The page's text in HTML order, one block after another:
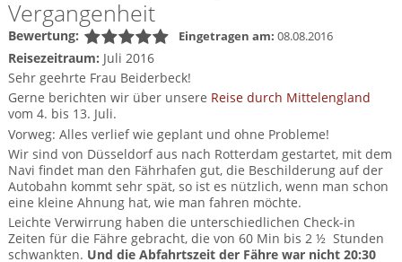
Wales
Busrundreisen
Cornwall
England
Schottland
Wales
Minibustouren
Wandern in Schottland
Wandern in Wales
Individualtouren
Wandern in Cornwall (South West Coast Path)
Wandern in England
Wandern in Schottland
Wandern in Wales
Gartenreisen England
Großbritannientouren für Alleinreisende
Reisen mit Hund
Rosamunde Pilcher Reisen durch Cornwall und Südengland
Unsere Familienreisen
Whiskyreisen Schottland
BTCo Überblick
News
Feedback
FAQs
Ihre Reise
Ablauf Ihrer Reise nach Großbritannien
Anreise nach Großbritannien
Bezahlung Ihrer Großbritannien Reise
Checkliste
Großbritannien - Facts & Figures
Extras
Urlaub in Großbritannien
Versicherungsschutz
Vergangenheit
Bewertung: Eingetragen am: 08.08.2016
Reisezeitraum: Juli 2016
Sehr geehrte Frau Beiderbeck!
Gerne berichten wir über unsere Reise durch Mittelengland
vom 4. bis 13. Juli.
Vorweg: Alles verlief wie geplant und ohne Probleme!
Wir sind von Düsseldorf aus nach Rotterdam gestartet, mit dem
Navi findet man den Fährhafen gut, die Beschilderung auf der
Autobahn kommt sehr spät, so ist es nützlich, wenn man schon
eine kleine Ahnung hat, wie man fahren möchte.
Leichte Verwirrung haben die unterschiedlichen Check-in
Zeiten für die Fähre gebracht, die von 60 Min bis 2 ½ Stunden
schwankten. Und die Abfahrtszeit der Fähre war nicht 20:30